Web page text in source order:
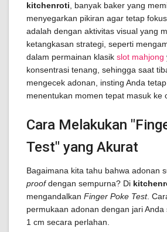
kitchenroti , banyak baker yang
menyegarkan pikiran agar tetap
adalah dengan aktivitas visual yang
ketangkasan strategi, seperti
dalam permainan klasik slot mahjong
konsentrasi tenang, sehingga saat
mengecek adonan, insting Anda
menentukan momen tepat masuk ke
Cara Melakukan
Test" yang Akurat
Bagaimana kita tahu bahwa adonan
proofdengan sempurna? Di
mengandalkan Finger Poke Test.
permukaan adonan dengan jari Anda
1 cm secara perlahan.